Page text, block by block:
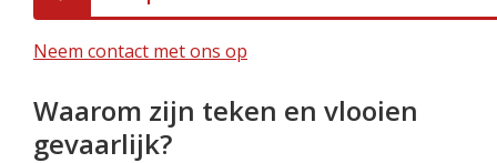
Neem contact met ons op
Waarom zijn teken en vlooien
gevaarlijk?